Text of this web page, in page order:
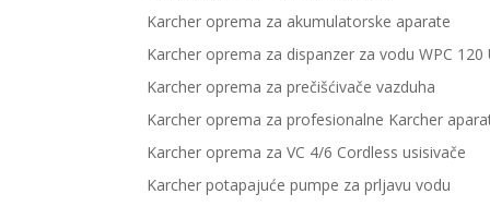
Karcher oprema za akumulatorske aparate
Karcher oprema za dispanzer za vodu WPC 120
Karcher oprema za prečišćivače vazduha
Karcher oprema za profesionalne Karcher
Karcher oprema za VC 4/6 Cordless usisivače
Karcher potapajuće pumpe za prljavu vodu